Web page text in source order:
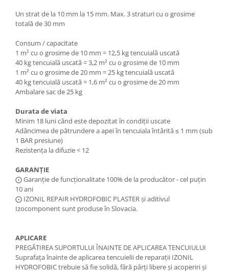
Un strat de la 10 mm la 15 mm. Max. 3 straturi cu o grosime
totală de 30 mm
Consum / capacitate
1 m² cu o grosime de 10 mm = 12,5 kg tencuială uscată
40 kg tencuială uscată = 3,2 m² cu o grosime de 10 mm
1 m² cu o grosime de 20 mm = 25 kg tencuială uscată
40 kg tencuială uscată = 1,6 m² cu o grosime de 20 mm
Ambalare sac de 25 kg
Durata de viata
Minim 18 luni când este depozitat în condiții uscate
Adâncimea de pătrundere a apei în tencuiala întărită ≤ 1 mm (sub
1 BAR presiune)
Rezistența la difuzie < 12
GARANȚIE
​⨀ Garanție de funcționalitate 100% de la producător - cel puțin
10 ani
⨀ IZONIL REPAIR HYDROFOBIC PLASTER și aditivul
Izocomponent sunt produse în Slovacia.
APLICARE
PREGĂTIREA SUPORTULUI ÎNAINTE DE APLICAREA TENCUIULUI
Suprafața înainte de aplicarea tencuielii de reparații IZONIL
HYDROFOBIC trebuie să fie solidă, fără părți libere și acoperiri și